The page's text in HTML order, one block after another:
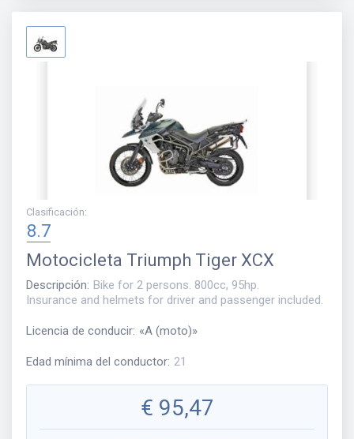
Clasificación:
8.7
Motocicleta Triumph Tiger XCX
Descripción: Bike for 2 persons. 800cc, 95hp.
Insurance and helmets for driver and passenger included.
Licencia de conducir: «A (moto)»
Edad mínima del conductor: 21
€ 95,47